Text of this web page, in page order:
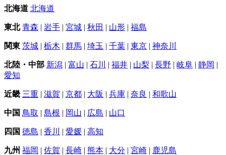
北海道 北海道
東北 青森 | 岩手 | 宮城 | 秋田 | 山形 | 福島
関東 茨城 | 栃木 | 群馬 | 埼玉 | 千葉 | 東京 | 神奈川
北陸・中部 新潟 | 富山 | 石川 | 福井 | 山梨 | 長野 | 岐阜 | 静岡 |
愛知
近畿 三重 | 滋賀 | 京都 | 大阪 | 兵庫 | 奈良 | 和歌山
中国 鳥取 | 島根 | 岡山 | 広島 | 山口
四国 徳島 | 香川 | 愛媛 | 高知
九州 福岡 | 佐賀 | 長崎 | 熊本 | 大分 | 宮崎 | 鹿児島